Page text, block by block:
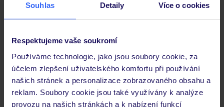
Souhlas Detaily Více o cookies
Respektujeme vaše soukromí
Používáme technologie, jako jsou soubory cookie, za
účelem zlepšení uživatelského komfortu při používání
našich stránek a personalizace zobrazovaného obsahu a
reklam. Soubory cookie jsou také využívány k analýze
provozu na našich stránkách a k nabízení funkcí
Často kladené otázky
Jaké doklady jsou potřebné při cestování?